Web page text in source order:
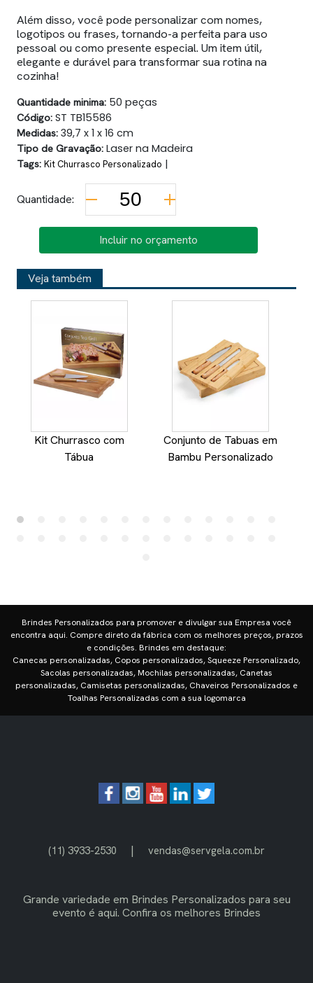
Além disso, você pode personalizar com nomes,
logotipos ou frases, tornando-a perfeita para uso
pessoal ou como presente especial. Um item útil,
elegante e durável para transformar sua rotina na
cozinha!
Quantidade minima: 50 peças
Código: ST TB15586
Medidas: 39,7 x 1 x 16 cm
Tipo de Gravação: Laser na Madeira
Tags: Kit Churrasco Personalizado |
Quantidade:
Incluir no orçamento
Veja também
Kit Churrasco com
Tábua
Conjunto de Tabuas em
Bambu Personalizado
Brindes Personalizados para promover e divulgar sua Empresa você
encontra aqui. Compre direto da fábrica com os melhores preços, prazos
e condições. Brindes em destaque:
Canecas personalizadas, Copos personalizados, Squeeze Personalizado,
Sacolas personalizadas, Mochilas personalizadas, Canetas
personalizadas, Camisetas personalizadas, Chaveiros Personalizados e
Toalhas Personalizadas com a sua logomarca
(11) 3933-2530 | vendas@servgela.com.br
Grande variedade em Brindes Personalizados para seu
evento é aqui. Confira os melhores Brindes